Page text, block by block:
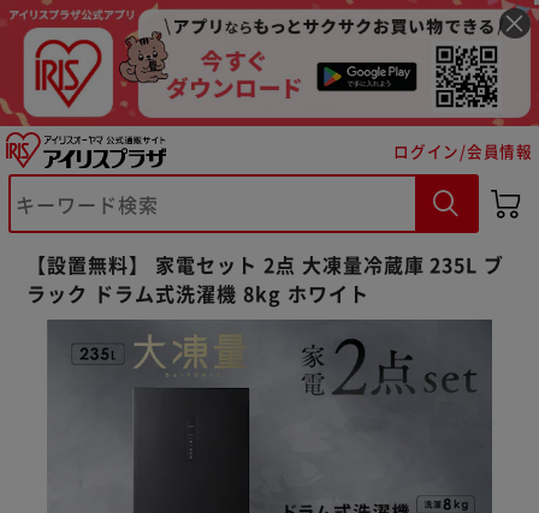
ログイン/会員情報
【設置無料】 家電セット 2点 大凍量冷蔵庫 235L ブ
ラック ドラム式洗濯機 8kg ホワイト
※ご確認ください